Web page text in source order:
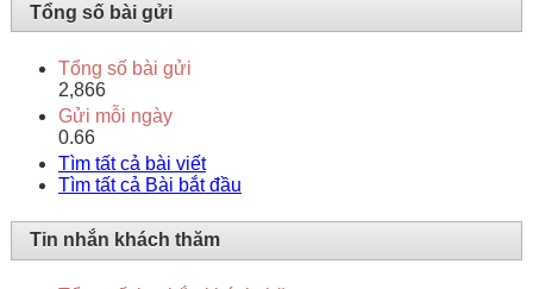
Tổng số bài gửi
Tổng số bài gửi
2,866
Gửi mỗi ngày
0.66
Tìm tất cả bài viết
Tìm tất cả Bài bắt đầu
Tin nhắn khách thăm